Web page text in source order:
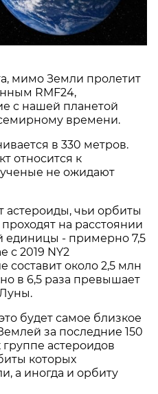
мимо Земли пролетит
RMF24,
с нашей планетой
времени.
в 330 метров.
относится к
не ожидают
астероиды, чьи орбиты
на расстоянии
единицы - примерно 7,5
с 2019 NY2
составит около 2,5 млн
в 6,5 раза превышает
будет самое близкое
за последние 150
группе астероидов
которых
а иногда и орбиту